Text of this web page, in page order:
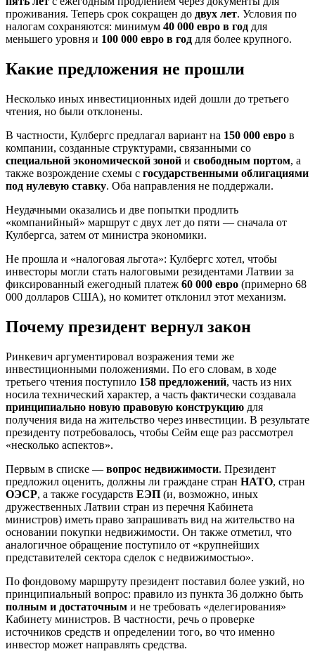
проживания. Теперь срок сокращен до двух лет. Условия по
налогам сохраняются: минимум 40 000 евро в год для
меньшего уровня и 100 000 евро в год для более крупного.
Какие предложения не прошли
Несколько иных инвестиционных идей дошли до третьего
чтения, но были отклонены.
В частности, Кулбергс предлагал вариант на 150 000 евро в
компании, созданные структурами, связанными со
специальной экономической зоной и свободным портом, а
также возрождение схемы с государственными облигациями
под нулевую ставку. Оба направления не поддержали.
Неудачными оказались и две попытки продлить
«компанийный» маршрут с двух лет до пяти — сначала от
Кулбергса, затем от министра экономики.
Не прошла и «налоговая льгота»: Кулбергс хотел, чтобы
инвесторы могли стать налоговыми резидентами Латвии за
фиксированный ежегодный платеж 60 000 евро (примерно 68
000 долларов США), но комитет отклонил этот механизм.
Почему президент вернул закон
Ринкевич аргументировал возражения теми же
инвестиционными положениями. По его словам, в ходе
третьего чтения поступило 158 предложений, часть из них
носила технический характер, а часть фактически создавала
принципиально новую правовую конструкцию для
получения вида на жительство через инвестиции. В результате
президенту потребовалось, чтобы Сейм еще раз рассмотрел
«несколько аспектов».
Первым в списке — вопрос недвижимости. Президент
предложил оценить, должны ли граждане стран НАТО, стран
ОЭСР, а также государств ЕЭП (и, возможно, иных
дружественных Латвии стран из перечня Кабинета
министров) иметь право запрашивать вид на жительство на
основании покупки недвижимости. Он также отметил, что
аналогичное обращение поступило от «крупнейших
представителей сектора сделок с недвижимостью».
По фондовому маршруту президент поставил более узкий, но
принципиальный вопрос: правило из пункта 36 должно быть
полным и достаточным и не требовать «делегирования»
Кабинету министров. В частности, речь о проверке
источников средств и определении того, во что именно
инвестор может направлять средства.